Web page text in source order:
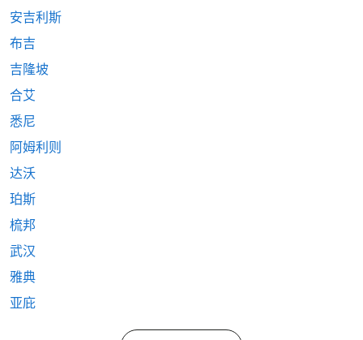
安吉利斯
布吉
吉隆坡
合艾
悉尼
阿姆利则
达沃
珀斯
梳邦
武汉
雅典
亚庇